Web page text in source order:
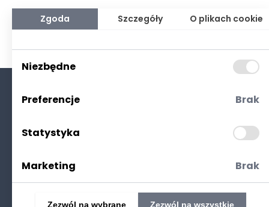
decyzję kredytową, ale także na warunki samej pożyczki.
Przyjrzymy się najczęściej stosowanym formom zabezpieczeń
oraz ich skuteczności w kontekście pożyczek dla spółek z
Polityka prywatności
Zgoda Szczegóły O plikach cookie
Niezbędne
Preferencje Brak
Statystyka
Marketing Brak
Zezwól na wybrane Zezwól na wszystkie